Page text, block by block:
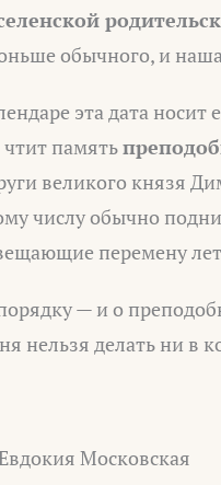
обычного, и
эта дата
память
великого князя
числу обычно
перемену
— и о
нельзя делать ни в
Московская